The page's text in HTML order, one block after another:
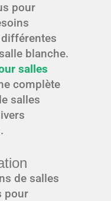
pour
blanche.
salles
complète
salles
de salles
pour